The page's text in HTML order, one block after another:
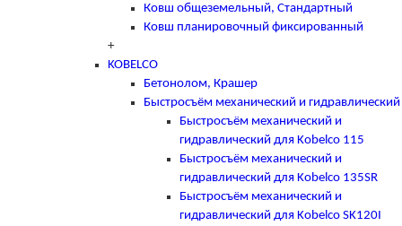
Ковш общеземельный, Стандартный
Ковш планировочный фиксированный
+
KOBELCO
Бетонолом, Крашер
Быстросъём механический и гидравлический
Быстросъём механический и
гидравлический для Kobelco 115
Быстросъём механический и
гидравлический для Kobelco 135SR
Быстросъём механический и
гидравлический для Kobelco SK120I